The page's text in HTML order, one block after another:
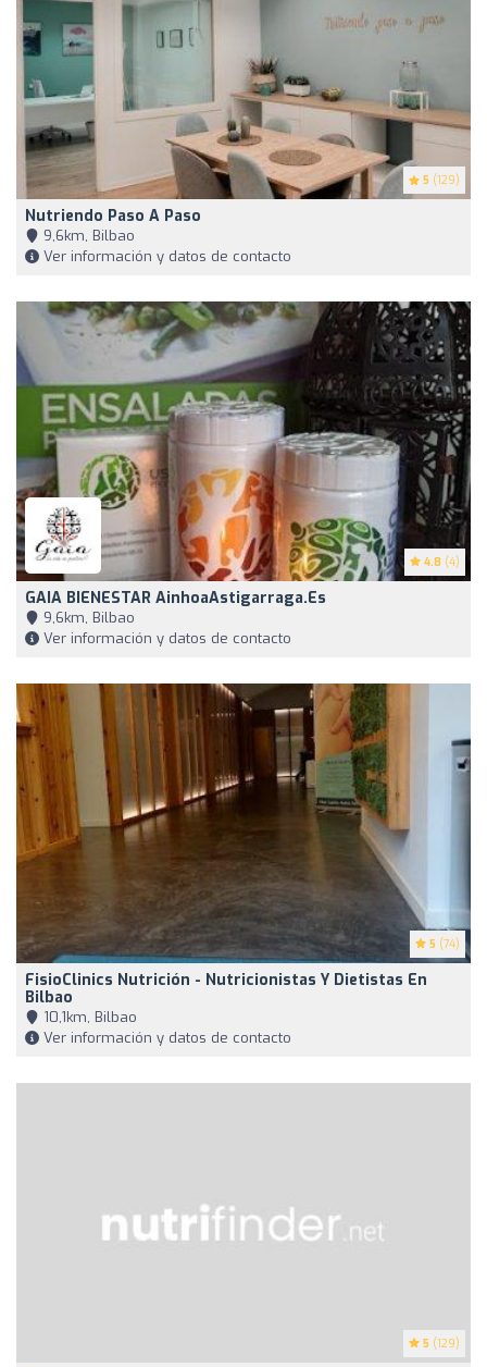
5 (129)
Nutriendo Paso A Paso
9,6km, Bilbao
Ver información y datos de contacto
4.8 (4)
GAIA BIENESTAR AinhoaAstigarraga.es
9,6km, Bilbao
Ver información y datos de contacto
5 (74)
FisioClinics Nutrición - Nutricionistas Y Dietistas En
Bilbao
10,1km, Bilbao
Ver información y datos de contacto
5 (129)